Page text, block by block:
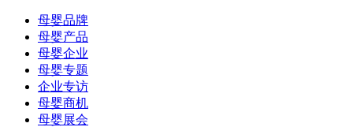
母婴品牌
母婴产品
母婴企业
母婴专题
企业专访
母婴商机
母婴展会